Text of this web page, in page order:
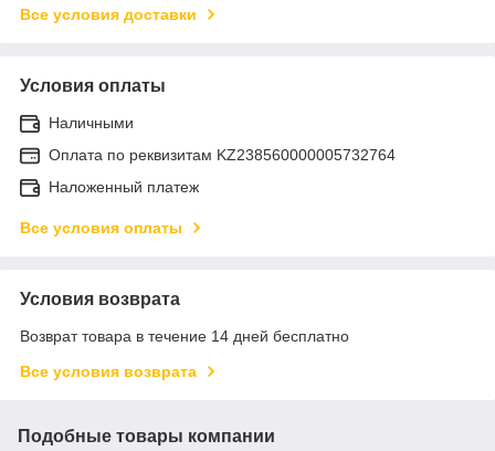
Все условия доставки
Условия оплаты
Наличными
Оплата по реквизитам KZ238560000005732764
Наложенный платеж
Все условия оплаты
Условия возврата
Возврат товара в течение 14 дней бесплатно
Все условия возврата
Подобные товары компании